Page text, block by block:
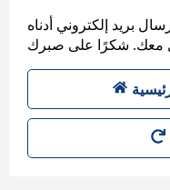
بريد إلكتروني أدناه